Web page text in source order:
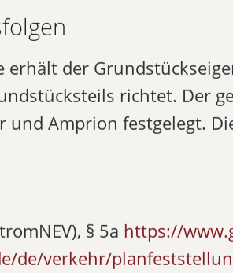
erhält der
richtet. Der
und Amprion festgelegt.
§ 5a https://
de/verkehr/